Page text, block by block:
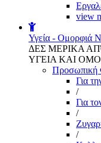
view
Υγεία - Ομορφιά
ΔΕΣ ΜΕΡΙΚΑ
ΥΓΕΙΑ ΚΑΙ
Προσωπική
Για
/
Για
/
/